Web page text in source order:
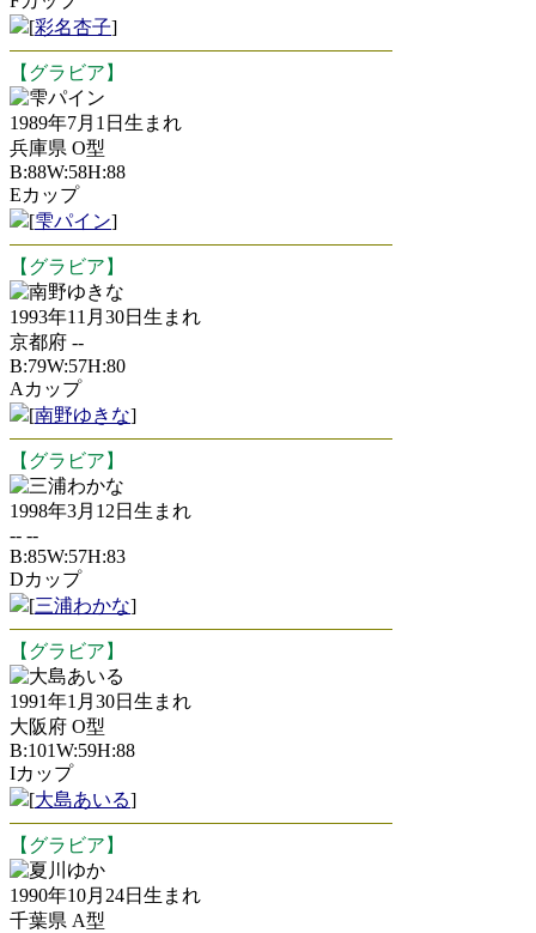
[彩名杏子]
【グラビア】
雫パイン
1989年7月1日生まれ
兵庫県 O型
B:88W:58H:88
Eカップ
[雫パイン]
【グラビア】
南野ゆきな
1993年11月30日生まれ
京都府 --
B:79W:57H:80
Aカップ
[南野ゆきな]
【グラビア】
三浦わかな
1998年3月12日生まれ
-- --
B:85W:57H:83
Dカップ
[三浦わかな]
【グラビア】
大島あいる
1991年1月30日生まれ
大阪府 O型
B:101W:59H:88
Iカップ
[大島あいる]
【グラビア】
夏川ゆか
1990年10月24日生まれ
千葉県 A型